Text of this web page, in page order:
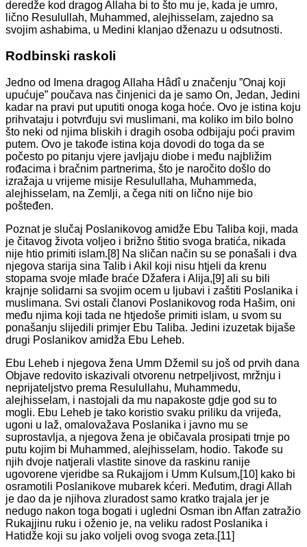
deredže kod dragog Allaha bi to što mu je, kada je umro,
lično Resulullah, Muhammed, alejhisselam, zajedno sa
svojim ashabima, u Medini klanjao dženazu u odsutnosti.
Rodbinski raskoli
Jedno od Imena dragog Allaha Hâdî u značenju ”Onaj koji
upućuje” poučava nas činjenici da je samo On, Jedan, Jedini
kadar na pravi put uputiti onoga koga hoće. Ovo je istina koju
prihvataju i potvrđuju svi muslimani, ma koliko im bilo bolno
što neki od njima bliskih i dragih osoba odbijaju poći pravim
putem. Ovo je takođe istina koja dovodi do toga da se
počesto po pitanju vjere javljaju diobe i među najbližim
rođacima i bračnim partnerima, što je naročito došlo do
izražaja u vrijeme misije Resulullaha, Muhammeda,
alejhisselam, na Zemlji, a čega niti on lično nije bio
pošteđen.
Poznat je slučaj Poslanikovog amidže Ebu Taliba koji, mada
je čitavog života voljeo i brižno štitio svoga bratića, nikada
nije htio primiti islam.[8] Na sličan način su se ponašali i dva
njegova starija sina Talib i Akil koji nisu htjeli da krenu
stopama svoje mlađe braće Džafera i Alija,[9] ali su bili
krajnje solidarni sa svojim ocem u ljubavi i zaštiti Poslanika i
muslimana. Svi ostali članovi Poslanikovog roda Hašim, oni
među njima koji tada ne htjedoše primiti islam, u svom su
ponašanju slijedili primjer Ebu Taliba. Jedini izuzetak bijaše
drugi Poslanikov amidža Ebu Leheb.
Ebu Leheb i njegova žena Umm Džemil su još od prvih dana
Objave redovito iskazivali otvorenu netrpeljivost, mržnju i
neprijateljstvo prema Resulullahu, Muhammedu,
alejhisselam, i nastojali da mu napakoste gdje god su to
mogli. Ebu Leheb je tako koristio svaku priliku da vrijeđa,
ugoni u laž, omalovažava Poslanika i javno mu se
suprostavlja, a njegova žena je običavala prosipati trnje po
putu kojim bi Muhammed, alejhisselam, hodio. Takođe su
njih dvoje natjerali vlastite sinove da raskinu ranije
ugovorene vjeridbe sa Rukajjom i Umm Kulsum,[10] kako bi
osramotili Poslanikove mubarek kćeri. Međutim, dragi Allah
je dao da je njihova zluradost samo kratko trajala jer je
nedugo nakon toga bogati i ugledni Osman ibn Affan zatražio
Rukajjinu ruku i oženio je, na veliku radost Poslanika i
Hatidže koji su jako voljeli ovog svoga zeta.[11]